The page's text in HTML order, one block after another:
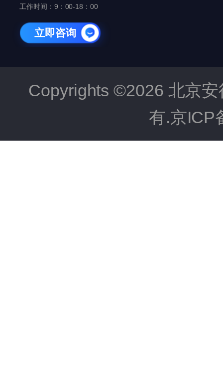
工作时间：9：00-18：00
立即咨询
Copyrights ©2026 北京
有.京ICP